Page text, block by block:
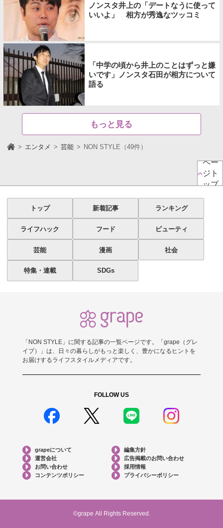
ノンスタ井上の「デートなうに使って
いいよ」 相方が秀逸なツッコミ
「中学の頃から井上のことはずっと嫌
いです」ノンスタ石田が相方について
語る
もっと見る
エンタメ 芸能 NON STYLE（49件）
ペー
ジト
ップ
トップ 新着記事 ランキング
ライフハック フード ビューティ
芸能 漫画 社会
特集・連載 SDGs
「NON STYLE」に関する記事の一覧ページです。「grape（グレ
イプ）」は、日々の暮らしがもっと楽しく、豊かになるヒントを
お届けするライフスタイルメディアです。
FOLLOW US
grapeについて
編集方針
運営会社
広告掲載のお問い合わせ
お問い合わせ
採用情報
コンテンツポリシー
プライバシーポリシー
©grape All Rights Reserved.